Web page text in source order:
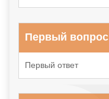
Первый вопрос
Первый ответ